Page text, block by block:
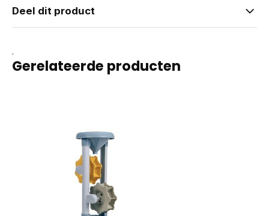
Deel dit product
.
Gerelateerde producten